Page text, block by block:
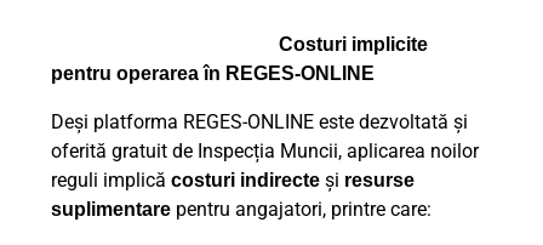
Costuri implicite
pentru operarea în REGES-ONLINE
Deși platforma REGES-ONLINE este dezvoltată și
oferită gratuit de Inspecția Muncii, aplicarea noilor
reguli implică costuri indirecte și resurse
suplimentare pentru angajatori, printre care: